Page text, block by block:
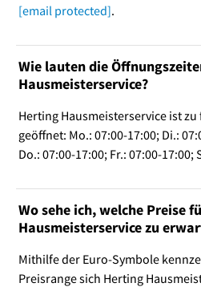
[email protected].
Wie lauten die
Hausmeisterservice?
Herting Hausmeisterservice ist
geöffnet: Mo.: 07:00-17:00; Di.:
Do.: 07:00-17:00; Fr.: 07:00-17:00;
Wo sehe ich, welche Preise
Hausmeisterservice zu
Mithilfe der Euro-Symbole
Preisrange sich Herting